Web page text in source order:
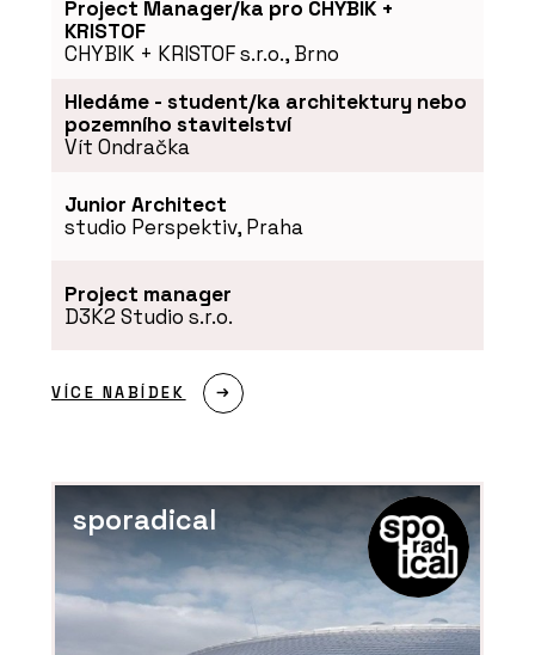
Project Manager/ka pro CHYBIK +
KRISTOF
CHYBIK + KRISTOF s.r.o., Brno
Hledáme - student/ka architektury nebo
pozemního stavitelství
Vít Ondračka
Junior Architect
studio Perspektiv, Praha
Project manager
D3K2 Studio s.r.o.
VÍCE NABÍDEK
sporadical